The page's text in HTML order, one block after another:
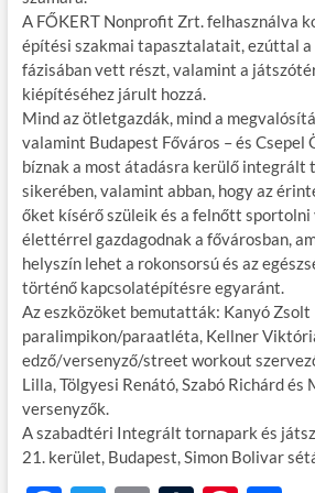
A FŐKERT Nonprofit Zrt. felhasználva
építési szakmai tapasztalatait, ezúttal
fázisában vett részt, valamint a
kiépítéséhez járult hozzá.
Mind az ötletgazdák, mind a
valamint Budapest Főváros – és Csepel
bíznak a most átadásra kerülő integrált
sikerében, valamint abban, hogy az
őket kísérő szüleik és a felnőtt sportolni
élettérrel gazdagodnak a fővárosban,
helyszín lehet a rokonsorsú és az
történő kapcsolatépítésre egyaránt.
Az eszközöket bemutatták: Kanyó Zsolt
paralimpikon/paraatléta, Kellner
edző/versenyző/street workout
Lilla, Tölgyesi Renátó, Szabó Richárd és
versenyzők.
A szabadtéri Integrált tornapark és
21. kerület, Budapest, Simon Bolivar